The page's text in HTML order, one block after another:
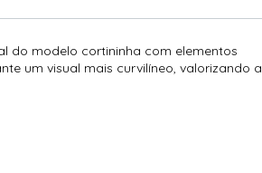
do modelo cortininha com elementos
um visual mais curvilíneo, valorizando a